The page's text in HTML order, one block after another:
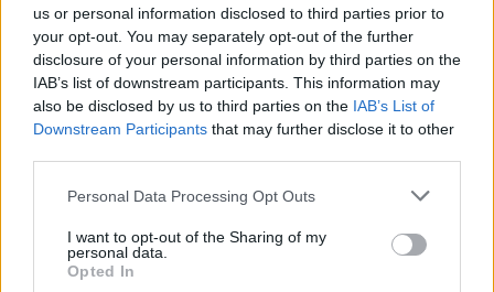
us or personal information disclosed to third parties prior to
your opt-out. You may separately opt-out of the further
disclosure of your personal information by third parties on the
IAB’s list of downstream participants. This information may
also be disclosed by us to third parties on the IAB’s List of
Downstream Participants that may further disclose it to other
Please note that this website/app uses one or more Google
not limited to your visit or usage behaviour. You may click to
grant or deny consent to Google and its third-party tags to
use your data for below specified purposes in below Google
Personal Data Processing Opt Outs
I want to opt-out of the Sharing of my
personal data.
Opted In
ICA Milano presenta mostre, concerti e letture per